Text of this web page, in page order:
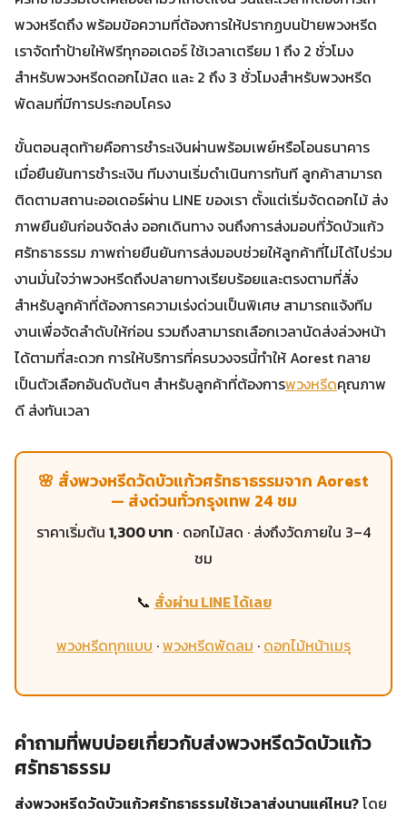
พวงหรีดถึง พร้อมข้อความที่ต้องการให้ปรากฏบนป้ายพวงหรีด
เราจัดทำป้ายให้ฟรีทุกออเดอร์ ใช้เวลาเตรียม 1 ถึง 2 ชั่วโมง
สำหรับพวงหรีดดอกไม้สด และ 2 ถึง 3 ชั่วโมงสำหรับพวงหรีด
พัดลมที่มีการประกอบโครง
ขั้นตอนสุดท้ายคือการชำระเงินผ่านพร้อมเพย์หรือโอนธนาคาร
เมื่อยืนยันการชำระเงิน ทีมงานเริ่มดำเนินการทันที ลูกค้าสามารถ
ติดตามสถานะออเดอร์ผ่าน LINE ของเรา ตั้งแต่เริ่มจัดดอกไม้ ส่ง
ภาพยืนยันก่อนจัดส่ง ออกเดินทาง จนถึงการส่งมอบที่วัดบัวแก้ว
ศรัทธาธรรม ภาพถ่ายยืนยันการส่งมอบช่วยให้ลูกค้าที่ไม่ได้ไปร่วม
งานมั่นใจว่าพวงหรีดถึงปลายทางเรียบร้อยและตรงตามที่สั่ง
สำหรับลูกค้าที่ต้องการความเร่งด่วนเป็นพิเศษ สามารถแจ้งทีม
งานเพื่อจัดลำดับให้ก่อน รวมถึงสามารถเลือกเวลานัดส่งล่วงหน้า
ได้ตามที่สะดวก การให้บริการที่ครบวงจรนี้ทำให้ Aorest กลาย
เป็นตัวเลือกอันดับต้นๆ สำหรับลูกค้าที่ต้องการพวงหรีดคุณภาพ
ดี ส่งทันเวลา
🌸 สั่งพวงหรีดวัดบัวแก้วศรัทธาธรรมจาก Aorest
— ส่งด่วนทั่วกรุงเทพ 24 ชม
ราคาเริ่มต้น 1,300 บาท · ดอกไม้สด · ส่งถึงวัดภายใน 3–4
ชม
📞 สั่งผ่าน LINE ได้เลย
พวงหรีดทุกแบบ ·พวงหรีดพัดลม · ดอกไม้หน้าเมรุ
คำถามที่พบบ่อยเกี่ยวกับส่งพวงหรีดวัดบัวแก้ว
ศรัทธาธรรม
ส่งพวงหรีดวัดบัวแก้วศรัทธาธรรมใช้เวลาส่งนานแค่ไหน?โดย